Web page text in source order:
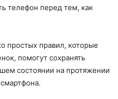
телефон перед тем, как
простых правил, которые
помогут сохранять
состоянии на протяжении